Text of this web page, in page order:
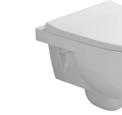
Still et spørsmål